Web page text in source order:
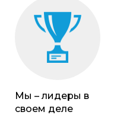
Мы – лидеры в
своем деле